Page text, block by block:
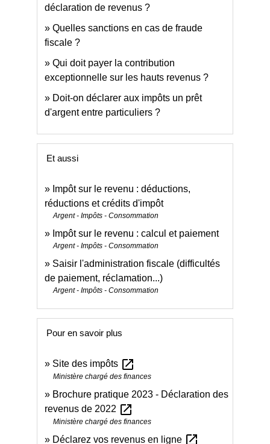
déclaration de revenus ?
Quelles sanctions en cas de fraude
fiscale ?
Qui doit payer la contribution
exceptionnelle sur les hauts revenus ?
Doit-on déclarer aux impôts un prêt
d'argent entre particuliers ?
Et aussi
Impôt sur le revenu : déductions,
réductions et crédits d'impôt
Argent - Impôts - Consommation
Impôt sur le revenu : calcul et paiement
Argent - Impôts - Consommation
Saisir l'administration fiscale (difficultés
de paiement, réclamation...)
Argent - Impôts - Consommation
Pour en savoir plus
Site des impôts open_in_new
Ministère chargé des finances
Brochure pratique 2023 - Déclaration des
revenus de 2022 open_in_new
Ministère chargé des finances
Déclarez vos revenus en ligne open_in_new